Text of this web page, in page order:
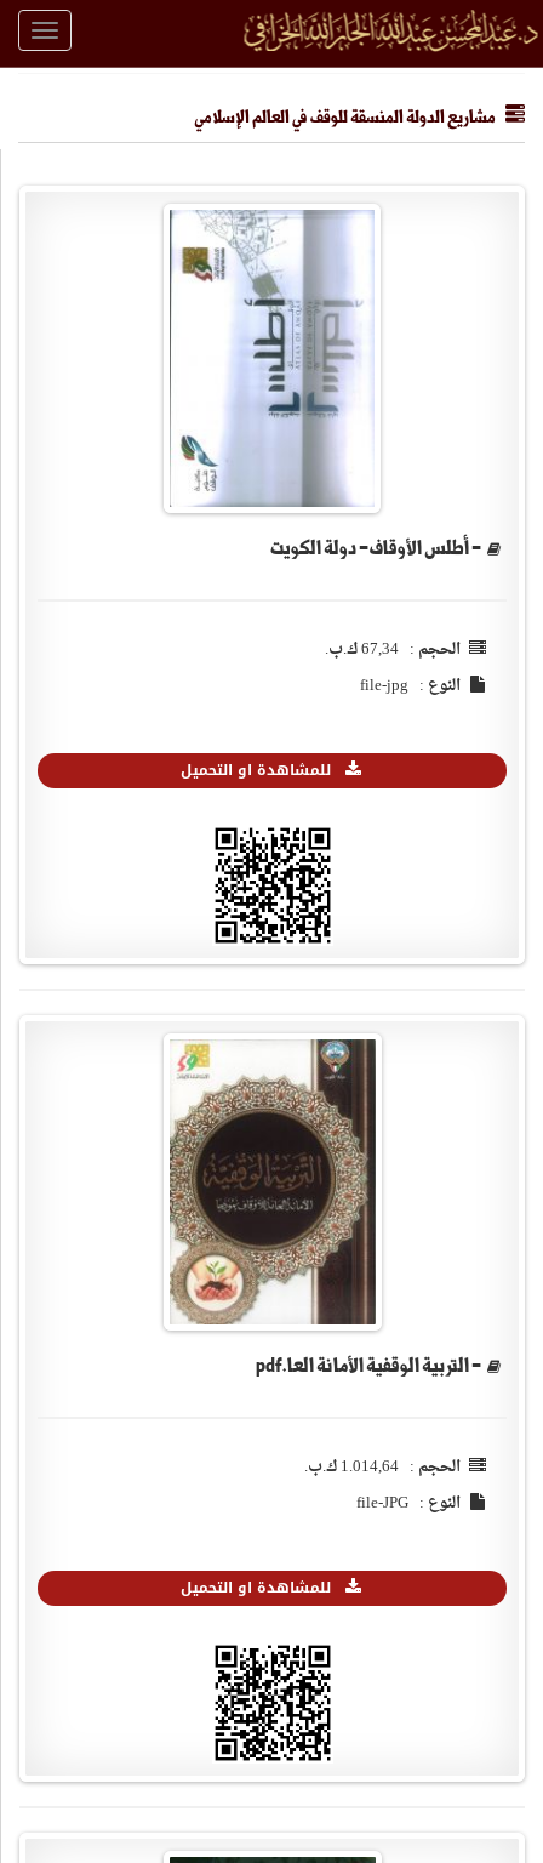
Toggle
مشاريع الدولة المنسقة للوقف في العالم الإسلامي
- أطلس الأوقاف- دولة الكويت
الحجم : 67,34 ك.ب.
النوع : file-jpg
- التربية الوقفية الأمانة العا.pdf
الحجم : 1.014,64 ك.ب.
النوع : file-JPG